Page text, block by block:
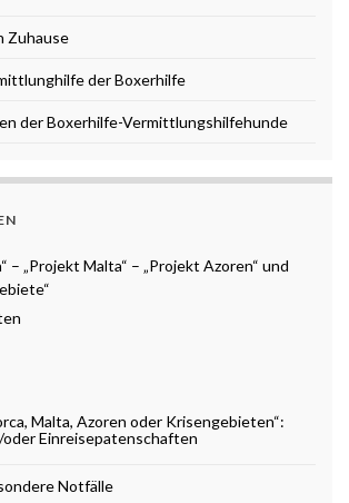
Zuhause
der Boxerhilfe
der Boxerhilfe-Vermittlungshilfehunde
– „Projekt Malta“ – „Projekt Azoren“ und
Malta, Azoren oder Krisengebieten“:
Einreisepatenschaften
Notfälle